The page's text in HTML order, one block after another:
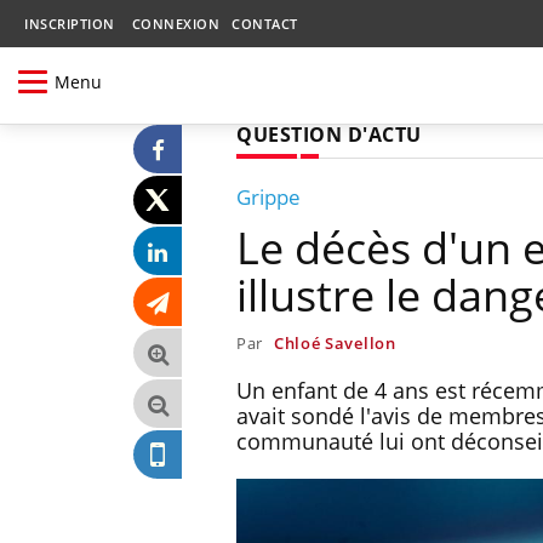
INSCRIPTION CONNEXION CONTACT
Menu
QUESTION D'ACTU
Grippe
Le décès d'un
illustre le
Par Chloé Savellon
Un enfant de 4 ans est
avait sondé l'avis de
communauté lui ont